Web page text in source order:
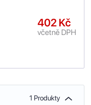
402 Kč
včetně DPH
1 Produkty